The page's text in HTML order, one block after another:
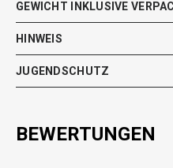
GEWICHT INKLUSIVE
HINWEIS
JUGENDSCHUTZ
BEWERTUNGEN